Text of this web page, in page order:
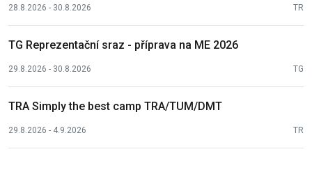
28.8.2026 - 30.8.2026 TR
TG Reprezentační sraz - příprava na ME 2026
29.8.2026 - 30.8.2026 TG
TRA Simply the best camp TRA/TUM/DMT
29.8.2026 - 4.9.2026 TR